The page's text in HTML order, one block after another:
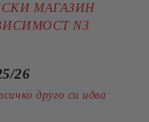
МАГАЗИН
N3
26
друго си идва